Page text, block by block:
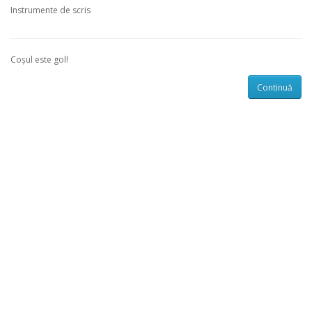
Instrumente de scris
Coșul este gol!
Continuă